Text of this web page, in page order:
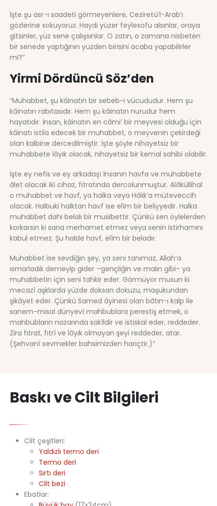
İşte şu asr-ı saadeti görmeyenlere, Ceziretü’l-Arab’ı
gözlerine sokuyoruz. Haydi yüzer feylesofu alsınlar, oraya
gitsinler, yüz sene çalışsınlar. O zatın, o zamana nisbeten
bir senede yaptığının yüzden birisini acaba yapabilirler
mi?”
Yirmi Dördüncü Söz’den
“Muhabbet, şu kâinatın bir sebeb-i vücududur. Hem şu
kâinatın rabıtasıdır. Hem şu kâinatın nurudur hem
hayatıdır. İnsan, kâinatın en câmi’ bir meyvesi olduğu için
kâinatı istila edecek bir muhabbet, o meyvenin çekirdeği
olan kalbine dercedilmiştir. İşte şöyle nihayetsiz bir
muhabbete lâyık olacak, nihayetsiz bir kemal sahibi olabilir.
İşte ey nefis ve ey arkadaş! İnsanın havfa ve muhabbete
âlet olacak iki cihaz, fıtratında dercolunmuştur. Alâküllihal
o muhabbet ve havf, ya halka veya Hâlık’a müteveccih
olacak. Halbuki halktan havf ise elîm bir beliyyedir. Halka
muhabbet dahi belalı bir musibettir. Çünkü sen öylelerden
korkarsın ki sana merhamet etmez veya senin istirhamını
kabul etmez. Şu halde havf, elîm bir beladır.
Muhabbet ise sevdiğin şey, ya seni tanımaz, Allah’a
ısmarladık demeyip gider –gençliğin ve malın gibi– ya
muhabbetin için seni tahkir eder. Görmüyor musun ki
mecazî aşklarda yüzde doksan dokuzu, maşukundan
şikâyet eder. Çünkü Samed âyinesi olan bâtın-ı kalp ile
sanem-misal dünyevî mahbublara perestiş etmek, o
mahbubların nazarında sakîldir ve istiskal eder, reddeder.
Zira fıtrat, fıtrî ve lâyık olmayan şeyi reddeder, atar.
(Şehvanî sevmekler bahsimizden hariçtir.)”
Baskı ve Cilt Bilgileri
Cilt çeşitleri:
Yaldızlı termo deri
Termo deri
Sırtı deri
Cilt bezi
Ebatlar: